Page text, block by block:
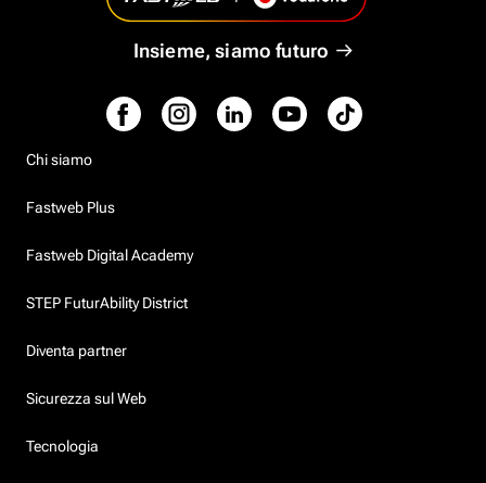
Insieme, siamo futuro
Chi siamo
Fastweb Plus
Fastweb Digital Academy
STEP FuturAbility District
Diventa partner
Sicurezza sul Web
Tecnologia